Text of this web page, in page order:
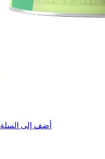
أضف إلى السلة